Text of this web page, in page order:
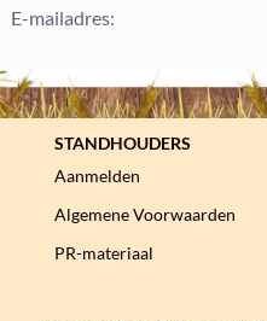
E-mailadres:
STANDHOUDERS
Aanmelden
Algemene Voorwaarden
PR-materiaal